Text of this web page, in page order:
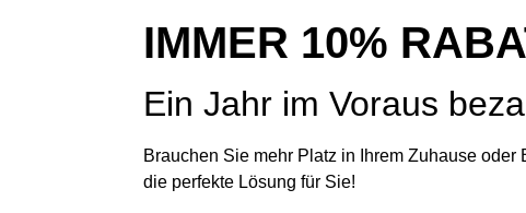
IMMER 10%
Ein Jahr im Voraus
Brauchen Sie mehr Platz in Ihrem Zuhause
die perfekte Lösung für Sie!